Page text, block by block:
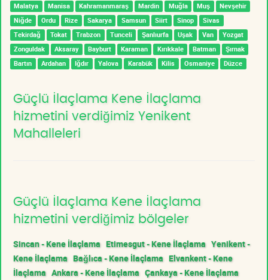
Malatya Manisa Kahramanmaraş Mardin Muğla Muş
Nevşehir
Niğde
Ordu Rize Sakarya Samsun Siirt Sinop
Sivas
Tekirdağ
Tokat Trabzon Tunceli Şanlıurfa Uşak Van
Yozgat
Zonguldak
Aksaray Bayburt Karaman Kırıkkale Batman
Şırnak
Bartın
Ardahan Iğdır Yalova Karabük Kilis Osmaniye Düzce
Güçlü İlaçlama Kene İlaçlama
hizmetini verdiğimiz Yenikent
Mahalleleri
Güçlü İlaçlama Kene İlaçlama
hizmetini verdiğimiz bölgeler
Sincan - Kene İlaçlama Etimesgut - Kene İlaçlama Yenikent -
Kene İlaçlama Bağlıca - Kene İlaçlama Elvankent - Kene
İlaçlama Ankara - Kene İlaçlama Çankaya - Kene İlaçlama